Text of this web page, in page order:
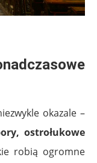
okazale –
ostrołukowe
robią ogromne